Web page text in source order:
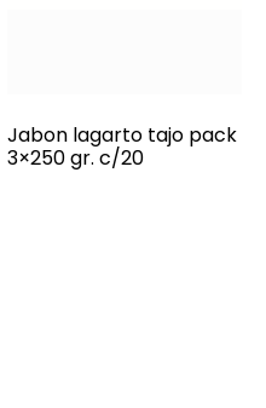
Jabon lagarto tajo pack
3×250 gr. c/20